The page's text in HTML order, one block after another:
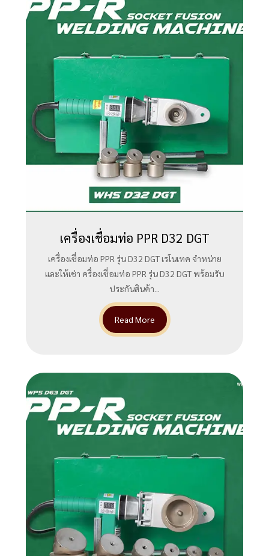
เครื่องเชื่อมท่อ PPR D32 DGT
เครื่องเชื่อมท่อ PPR รุ่น D32 DGT เรโนเทค จำหน่าย
และให้เช่า ครื่องเชื่อมท่อ PPR รุ่น D32 DGT พร้อมรับ
ประกันสินค้า...
Read More